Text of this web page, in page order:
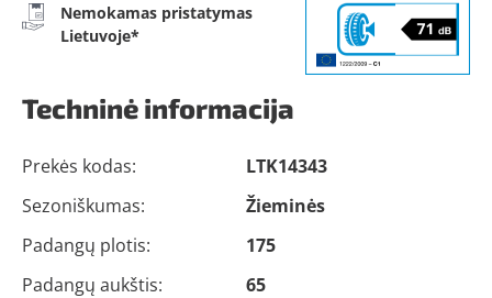
Nemokamas pristatymas
Lietuvoje*
Techninė informacija
Prekės kodas:
LTK14343
Sezoniškumas:
Žieminės
Padangų plotis:
175
Padangų aukštis:
65